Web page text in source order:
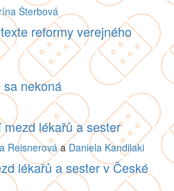
Šterbová
reformy verejného
sa nekoná
lékařů a sester
ReisnerováaDaniela Kandilaki
lékařů a sester v České